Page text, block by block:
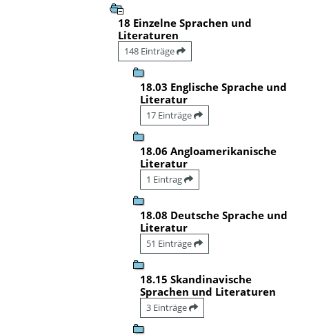
18 Einzelne Sprachen und
Literaturen
148 Einträge
18.03 Englische Sprache und
Literatur
17 Einträge
18.06 Angloamerikanische
Literatur
1 Eintrag
18.08 Deutsche Sprache und
Literatur
51 Einträge
18.15 Skandinavische
Sprachen und Literaturen
3 Einträge